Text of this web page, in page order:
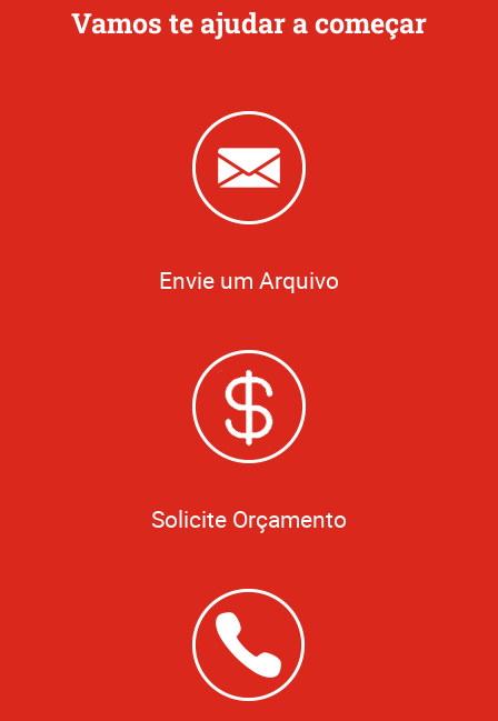
Vamos te ajudar a começar
Envie um Arquivo
Solicite Orçamento